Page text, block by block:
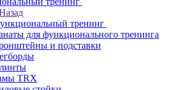
тренинг
для функционального тренинга
и подставки
TRX